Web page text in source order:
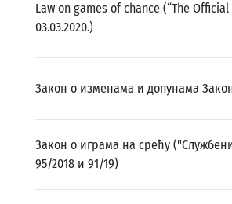
Law on games of chance (“The
03.03.2020.)
Закон о изменама и допунама
Закон о играма на срећу
95/2018 и 91/19)